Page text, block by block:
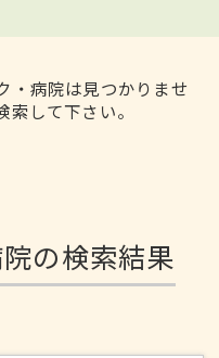
・病院は見つかりませ
して下さい。
の検索結果